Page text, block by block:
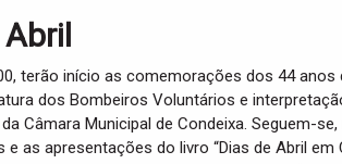
terão início as comemorações dos 44 anos
dos Bombeiros Voluntários e
Câmara Municipal de Condeixa. Seguem-
as apresentações do livro “Dias de Abril em